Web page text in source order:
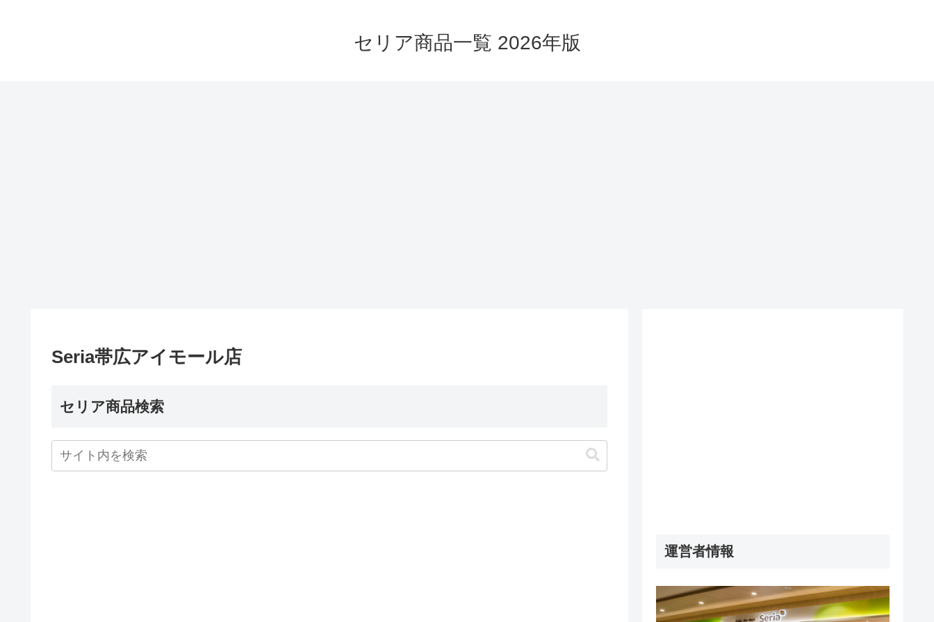
セリア商品一覧 2026年版
Seria帯広アイモール店
セリア商品検索
運営者情報